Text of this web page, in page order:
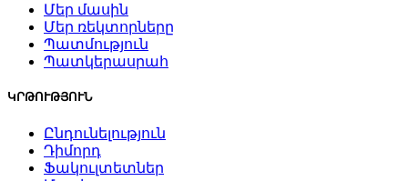
Մեր մասին
Մեր ռեկտորները
Պատմություն
Պատկերասրահ
ԿՐԹՈՒԹՅՈՒՆ
Ընդունելություն
Դիմորդ
Ֆակուլտետներ